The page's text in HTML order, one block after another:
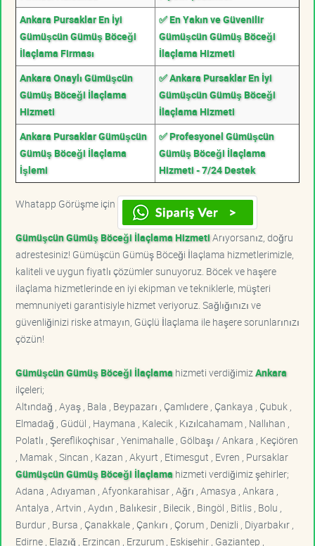
Ankara Pursaklar En İyi
Gümüşcün Gümüş Böceği
İlaçlama Firması
✅ En Yakın ve Güvenilir
Gümüşcün Gümüş Böceği
İlaçlama Hizmeti
Ankara Onaylı Gümüşcün
Gümüş Böceği İlaçlama
Hizmeti
✅ Ankara Pursaklar En İyi
Gümüşcün Gümüş Böceği
İlaçlama Hizmeti
Ankara Pursaklar Gümüşcün
Gümüş Böceği İlaçlama
İşlemi
✅ Profesyonel Gümüşcün
Gümüş Böceği İlaçlama
Hizmeti - 7/24 Destek
Whatapp Görüşme için
Gümüşcün Gümüş Böceği İlaçlama HizmetiArıyorsanız, doğru
adrestesiniz! Gümüşcün Gümüş Böceği İlaçlama hizmetlerimizle,
kaliteli ve uygun fiyatlı çözümler sunuyoruz. Böcek ve haşere
ilaçlama hizmetlerinde en iyi ekipman ve tekniklerle, müşteri
memnuniyeti garantisiyle hizmet veriyoruz. Sağlığınızı ve
güvenliğinizi riske atmayın, Güçlü İlaçlama ile haşere sorunlarınızı
çözün!
Gümüşcün Gümüş Böceği İlaçlama hizmeti verdiğimiz Ankara
ilçeleri;
Altındağ , Ayaş , Bala , Beypazarı , Çamlıdere , Çankaya , Çubuk ,
Elmadağ , Güdül , Haymana , Kalecik , Kızılcahamam , Nallıhan ,
Polatlı , Şereflikoçhisar , Yenimahalle , Gölbaşı / Ankara , Keçiören
, Mamak , Sincan , Kazan , Akyurt , Etimesgut , Evren , Pursaklar
Gümüşcün Gümüş Böceği İlaçlama hizmeti verdiğimiz şehirler;
Adana , Adıyaman , Afyonkarahisar , Ağrı , Amasya , Ankara ,
Antalya , Artvin , Aydın , Balıkesir , Bilecik , Bingöl , Bitlis , Bolu ,
Burdur , Bursa , Çanakkale , Çankırı , Çorum , Denizli , Diyarbakır ,
Edirne , Elazığ , Erzincan , Erzurum , Eskişehir , Gaziantep ,